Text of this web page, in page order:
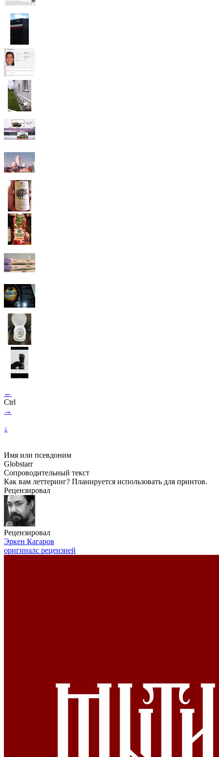
←
Ctrl
→
↓
Имя или псевдоним
Globstarr
Сопроводительный текст
Как вам леттеринг? Планируется использовать для принтов.
Рецензировал
Рецензировал
Эркен Кагаров
оригиналс рецензией